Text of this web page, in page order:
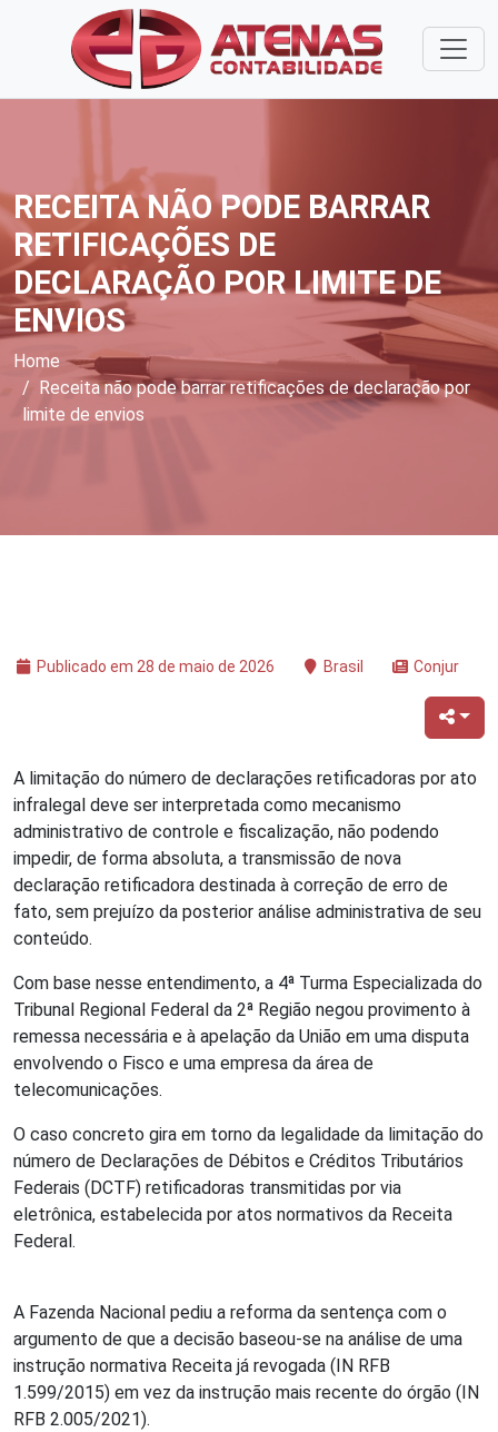
RECEITA NÃO PODE BARRAR
RETIFICAÇÕES DE
DECLARAÇÃO POR LIMITE DE
ENVIOS
Home
Receita não pode barrar retificações de declaração por
limite de envios
Publicado em 28 de maio de 2026 Brasil Conjur
A limitação do número de declarações retificadoras por ato
infralegal deve ser interpretada como mecanismo
administrativo de controle e fiscalização, não podendo
impedir, de forma absoluta, a transmissão de nova
declaração retificadora destinada à correção de erro de
fato, sem prejuízo da posterior análise administrativa de seu
conteúdo.
Com base nesse entendimento, a 4ª Turma Especializada do
Tribunal Regional Federal da 2ª Região negou provimento à
remessa necessária e à apelação da União em uma disputa
envolvendo o Fisco e uma empresa da área de
telecomunicações.
O caso concreto gira em torno da legalidade da limitação do
número de Declarações de Débitos e Créditos Tributários
Federais (DCTF) retificadoras transmitidas por via
eletrônica, estabelecida por atos normativos da Receita
Federal.
A Fazenda Nacional pediu a reforma da sentença com o
argumento de que a decisão baseou-se na análise de uma
instrução normativa Receita já revogada (IN RFB
1.599/2015) em vez da instrução mais recente do órgão (IN
RFB 2.005/2021).